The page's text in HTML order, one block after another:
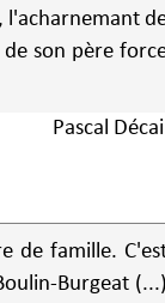
l'acharnemant
son père
Pascal
de famille.
Burgeat